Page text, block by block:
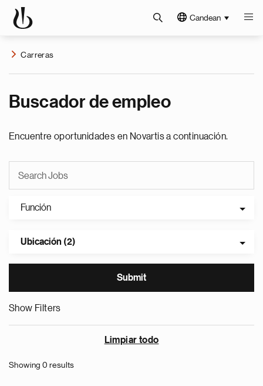
Candean
Carreras
Buscador de empleo
Encuentre oportunidades en Novartis a continuación.
Función
Ubicación (2)
Show Filters
Limpiar todo
Showing 0 results